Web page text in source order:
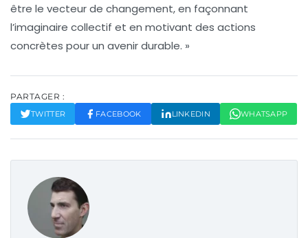
être le vecteur de changement, en façonnant
l’imaginaire collectif et en motivant des actions
concrètes pour un avenir durable. »
PARTAGER :
TWITTER FACEBOOK LINKEDIN WHATSAPP